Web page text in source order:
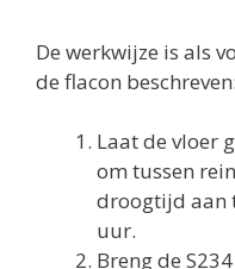
De werkwijze is als
de flacon beschreven:
Laat de vloer
om tussen
droogtijd aan
uur.
Breng de